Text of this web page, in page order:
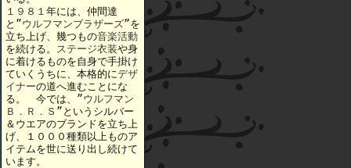
１９８１ 年には、仲間達
と”ウルフマンブラザーズ”を
立ち上げ、幾つもの音楽活動
を続ける。 ステージ衣装や身
に着けるものを自身で手掛け
ていくうちに、本格的にデザ
イナーの道へ進むことにな
る。 今では、”ウルフマン
Ｂ．Ｒ．Ｓ ”というシルバー
＆ウエアのブランドを立ち上
げ、１０００種類以上ものア
イテムを世に送り出し続けて
います。